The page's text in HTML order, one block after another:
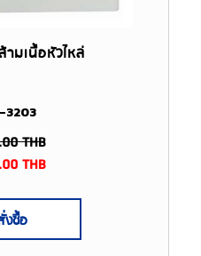
มเนื้อหัวไหล่
3203
THB
THB
งซื้อ